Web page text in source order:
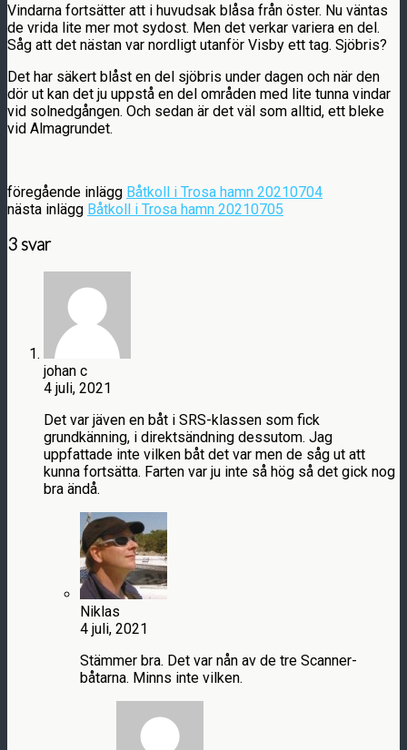
Vindarna fortsätter att i huvudsak blåsa från öster. Nu väntas
de vrida lite mer mot sydost. Men det verkar variera en del.
Såg att det nästan var nordligt utanför Visby ett tag. Sjöbris?
Det har säkert blåst en del sjöbris under dagen och när den
dör ut kan det ju uppstå en del områden med lite tunna vindar
vid solnedgången. Och sedan är det väl som alltid, ett bleke
vid Almagrundet.
föregående inlägg Båtkoll i Trosa hamn 20210704
nästa inlägg Båtkoll i Trosa hamn 20210705
3 svar
johan c
4 juli, 2021
Det var jäven en båt i SRS-klassen som fick
grundkänning, i direktsändning dessutom. Jag
uppfattade inte vilken båt det var men de såg ut att
kunna fortsätta. Farten var ju inte så hög så det gick nog
bra ändå.
Niklas
4 juli, 2021
Stämmer bra. Det var nån av de tre Scanner-
båtarna. Minns inte vilken.